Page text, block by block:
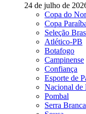
24 de julho de
Copa do
Copa
Seleção
Atlético-PB
Botafogo
Campinense
Confiança
Esporte de
Nacional de
Pombal
Serra Branca